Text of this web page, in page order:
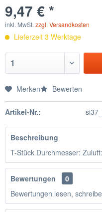
9,47 € *
inkl. MwSt. zzgl. Versandkosten
Lieferzeit 3 Werktage
Merken Bewerten
Artikel-Nr.:
Beschreibung
T-Stück Durchmesser:
Bewertungen
0
Bewertungen lesen,